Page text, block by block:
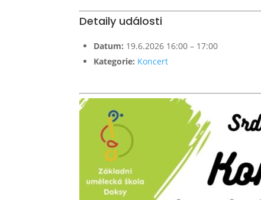
Detaily události
Datum: 19.6.2026 16:00 – 17:00
Kategorie: Koncert